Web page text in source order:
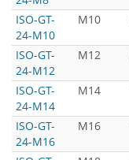
ISO-GT-
24-M10
M10
ISO-GT-
24-M12
M12
ISO-GT-
24-M14
M14
ISO-GT-
24-M16
M16